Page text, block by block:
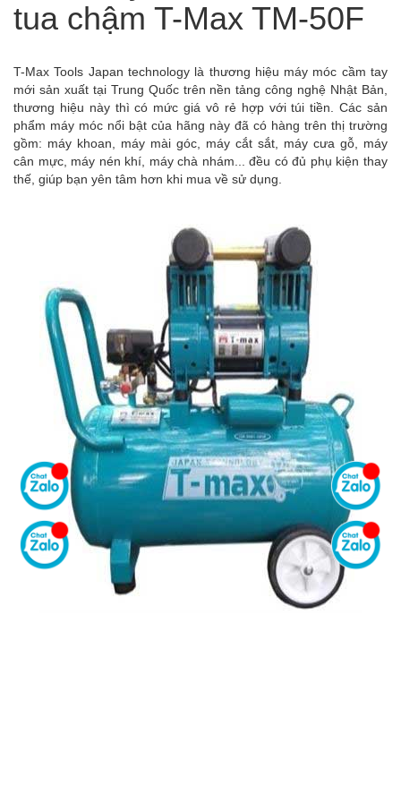
tua chậm T-Max TM-50F
T-Max Tools Japan technology là thương hiệu máy móc cầm tay
mới sản xuất tại Trung Quốc trên nền tảng công nghệ Nhật Bản,
thương hiệu này thì có mức giá vô rẻ hợp với túi tiền. Các sản
phẩm máy móc nổi bật của hãng này đã có hàng trên thị trường
gồm: máy khoan, máy mài góc, máy cắt sắt, máy cưa gỗ, máy
cân mực, máy nén khí, máy chà nhám... đều có đủ phụ kiện thay
thế, giúp bạn yên tâm hơn khi mua về sử dụng.